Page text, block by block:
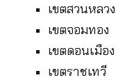
เขตสวนหลวง
เขตจอมทอง
เขตดอนเมือง
เขตราชเทวี